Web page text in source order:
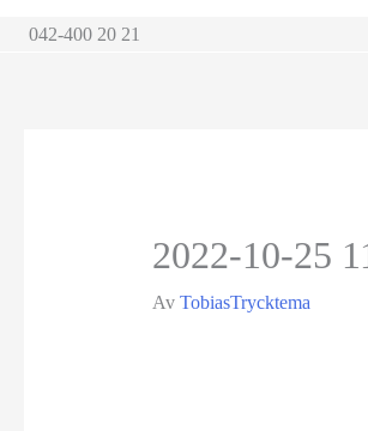
042-400 20 21
2022-10-25
Av TobiasTrycktema